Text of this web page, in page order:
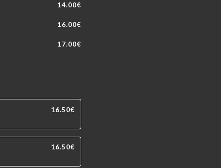
14.00€
16.00€
17.00€
16.50€
16.50€